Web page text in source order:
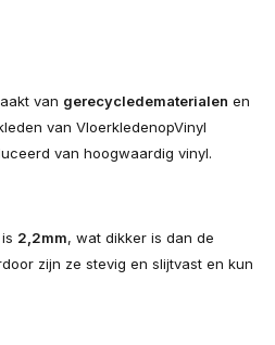
van gerecycledematerialen en
van VloerkledenopVinyl
van hoogwaardig vinyl.
2,2mm, wat dikker is dan de
zijn ze stevig en slijtvast en kun